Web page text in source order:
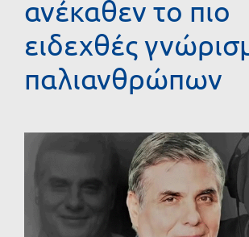
ανέκαθεν το πιο
ειδεχθές
παλιανθρώπων
μεγαλύτερης
εικόνας